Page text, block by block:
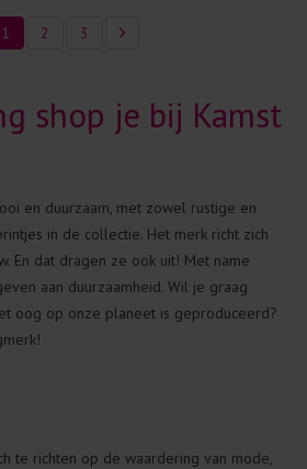
1 2 3
shop je bij Kamst
en duurzaam, met zowel rustige en
in de collectie. Het merk richt zich
En dat dragen ze ook uit! Met name
aan duurzaamheid. Wil je graag
oog op onze planeet is geproduceerd?
te richten op de waardering van mode,